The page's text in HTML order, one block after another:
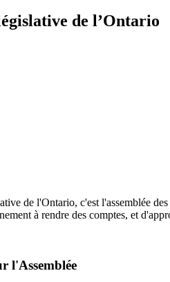
été
m’a
de l’Ontario
de l'Ontario, c'est l'assemblée
à rendre des comptes, et
l'Assemblée